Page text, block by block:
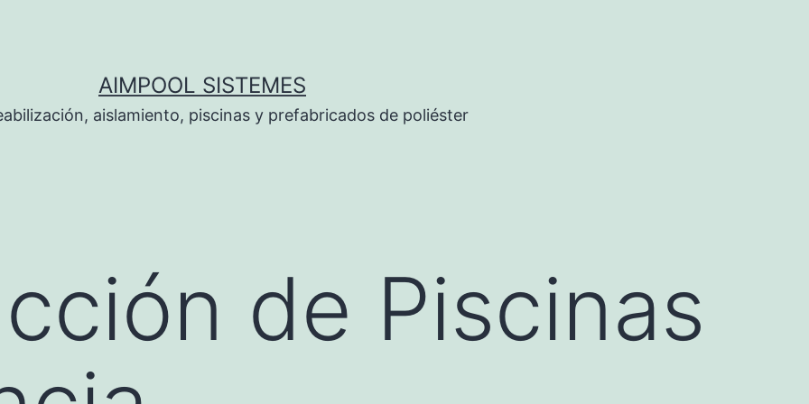
AIMPOOL SISTEMES
aislamiento, piscinas y prefabricados de poliéster
de Piscinas